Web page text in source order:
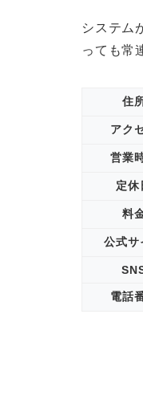
システム
っても常
住
アク
営業
定休
料
公式サ
電話